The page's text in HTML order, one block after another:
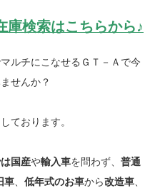
庫検索はこちらから♪
ルチにこなせるＧＴ－Ａで今
せんか？
ております。
国産や輸入車を問わず、 普通
車 低年式のお車から改造車